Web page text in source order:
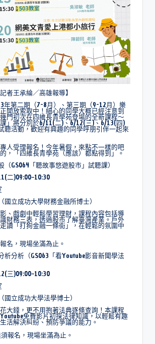
者王承綸／高雄報導】
年第二期（7-8月）、第三期（9-12月）樂
開放索取中！細心的同學大概已經注意到
門初次在四維長青學苑登場的全新課程～
」將分別於6/11(二)、6/12(三)、6/13(四)
聽活動，歡迎有興趣的同學呼朋引伴一起來
人受理報名！今年暑假，來點不一樣的吧
，「四維長青學苑（應該）都點得到」。
（GS064「聽故事悠遊股市」試聽課）
二)09:00~10:30
國立成功大學財務金融所博士）
、戲劇中輕鬆學習理財，課程內容包括導
財務三表，透過股市了解臺灣產業。戶外
讀「打狗金融一條街」，在輕鬆的氛圍中
名，現場坐滿為止。
析分析（GS063「看Youtube影音新聞學法
三)09:00~10:30
國立成功大學法學博士）
大錢，更不用抱著法典逐條查詢！本課程
免費影片初探法律知識，以輕鬆有趣
活解決糾紛、預防爭議的能力。
報名，現場坐滿為止。